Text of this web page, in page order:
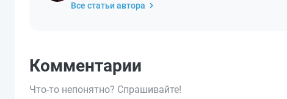
Все статьи автора
Комментарии
Что-то непонятно? Спрашивайте!